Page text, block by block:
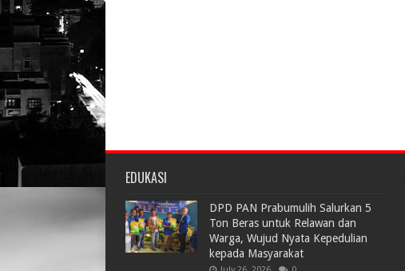
EDUKASI
DPD PAN Prabumulih Salurkan 5
Ton Beras untuk Relawan dan
Warga, Wujud Nyata Kepedulian
kepada Masyarakat